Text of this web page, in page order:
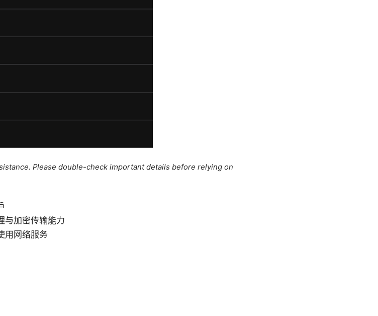
Please double-check important details before relying on
与加密传输能力
用网络服务